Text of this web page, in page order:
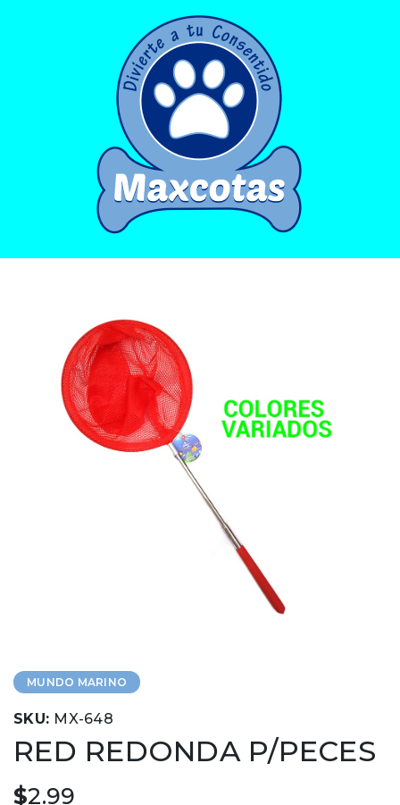
MUNDO MARINO
SKU: MX-648
RED REDONDA P/PECES
$2.99